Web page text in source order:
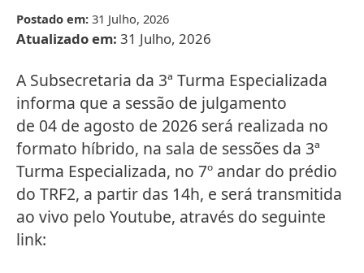
Postado em: 31 Julho, 2026
Atualizado em: 31 Julho, 2026
A Subsecretaria da 3ª Turma Especializada
informa que a sessão de julgamento
de 04 de agosto de 2026 será realizada no
formato híbrido, na sala de sessões da 3ª
Turma Especializada, no 7º andar do prédio
do TRF2, a partir das 14h, e será transmitida
ao vivo pelo Youtube, através do seguinte
link: